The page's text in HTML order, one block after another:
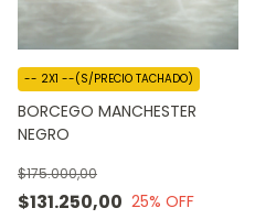
BORCEGO MANCHESTER
NEGRO
$131.250,00
$175.000,00
25% OFF
-- 2X1 --(S/PRECIO TACHADO)